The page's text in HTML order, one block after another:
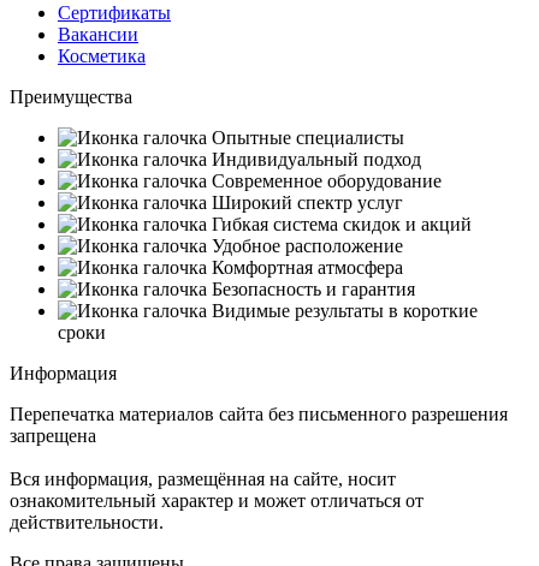
Сертификаты
Вакансии
Косметика
Преимущества
Опытные специалисты
Индивидуальный подход
Современное оборудование
Широкий спектр услуг
Гибкая система скидок и акций
Удобное расположение
Комфортная атмосфера
Безопасность и гарантия
Видимые результаты в короткие
сроки
Информация
Перепечатка материалов сайта без письменного разрешения
запрещена
Вся информация, размещённая на сайте, носит
ознакомительный характер и может отличаться от
действительности.